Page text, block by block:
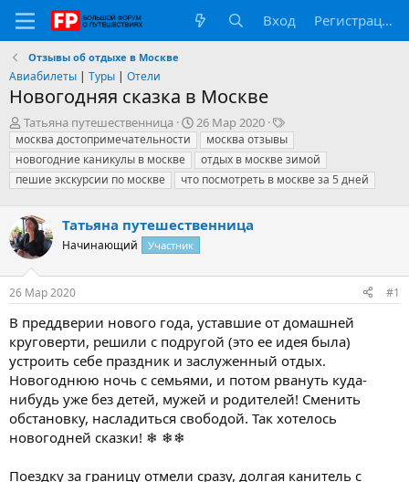
Вход Регистрация
Отзывы об отдыхе в Москве
Авиабилеты | Туры | Отели
Новогодняя сказка в Москве
А
в
т
о
р
е
м
ы
Татьяна путешественница
Д
а
т
а
н
ч
а
л
26 Мар 2020
Т
е
г
и
москва достопримечательности
москва отзывы
новогодние каникулы в москве
отдых в москве зимой
пешие экскурсии по москве
что посмотреть в москве за 5 дней
Татьяна путешественница
Начинающий Участник
26 Мар 2020 #1
В преддверии нового года, уставшие от домашней
круговерти, решили с подругой (это ее идея была)
устроить себе праздник и заслуженный отдых.
Новогоднюю ночь с семьями, и потом рвануть куда-
нибудь уже без детей, мужей и родителей! Сменить
обстановку, насладиться свободой. Так хотелось
новогодней сказки! ❄ ❄❄
Поездку за границу отмели сразу, долгая канитель с